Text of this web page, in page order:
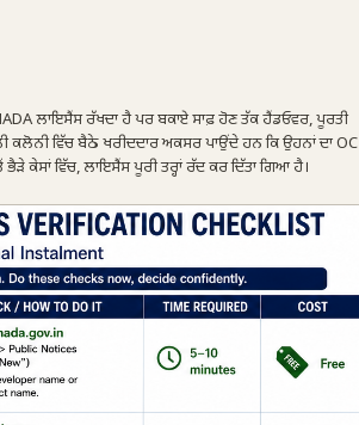
ਲਾਇਸੈਂਸ ਰੱਖਦਾ ਹੈ ਪਰ ਬਕਾਏ ਸਾਫ਼ ਹੋਣ ਤੱਕ ਹੈਂਡਓਵਰ, ਪੂਰਤੀ
ਕਲੋਨੀ ਵਿੱਚ ਬੈਠੇ ਖਰੀਦਦਾਰ ਅਕਸਰ ਪਾਉਂਦੇ ਹਨ ਕਿ ਉਹਨਾਂ ਦਾ OC
ਕੇਸਾਂ ਵਿੱਚ, ਲਾਇਸੈਂਸ ਪੂਰੀ ਤਰ੍ਹਾਂ ਰੱਦ ਕਰ ਦਿੱਤਾ ਗਿਆ ਹੈ।